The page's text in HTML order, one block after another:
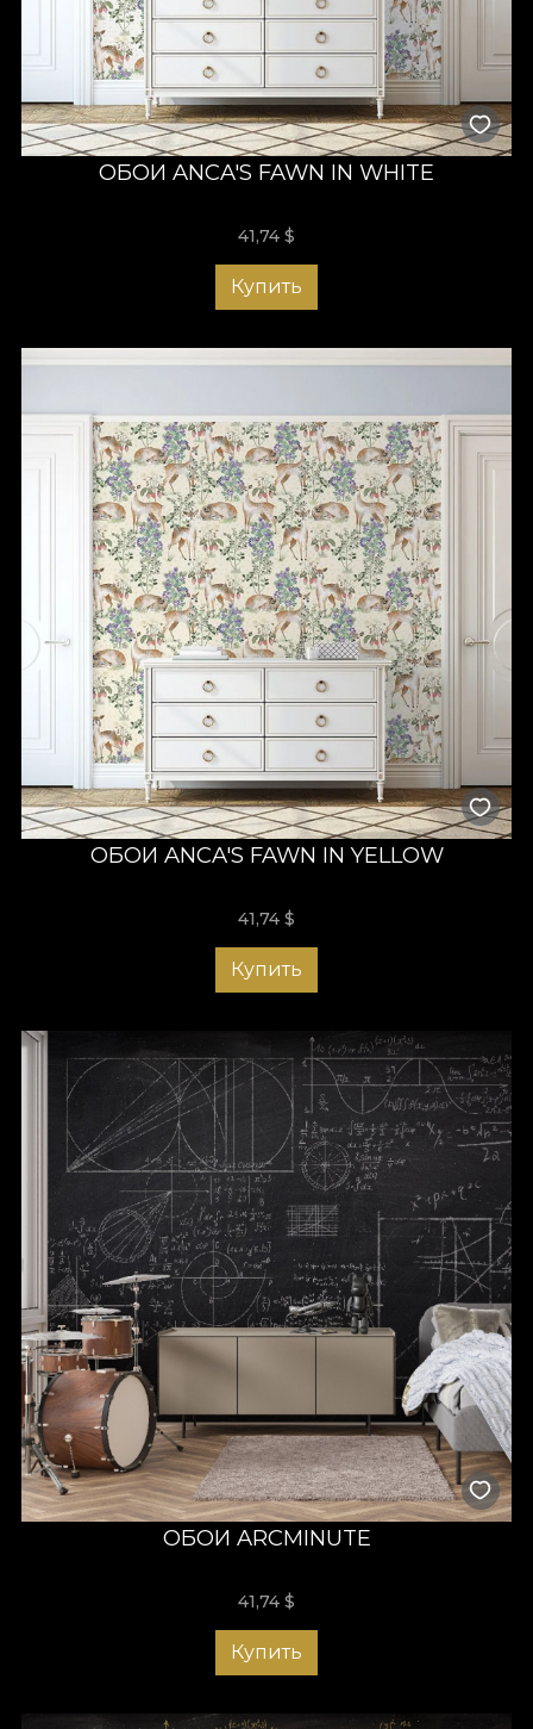
ОБОИ ANCA'S FAWN IN WHITE
41,74 $
Купить
ОБОИ ANCA'S FAWN IN YELLOW
41,74 $
Купить
ОБОИ ARCMINUTE
41,74 $
Купить